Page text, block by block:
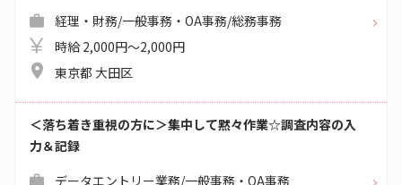
経理・財務/一般事務・OA事務/総務事務
時給 2,000円～2,000円
東京都 大田区
＜落ち着き重視の方に＞集中して黙々作業☆調査内容の入
力＆記録
データエントリー業務/一般事務・OA事務